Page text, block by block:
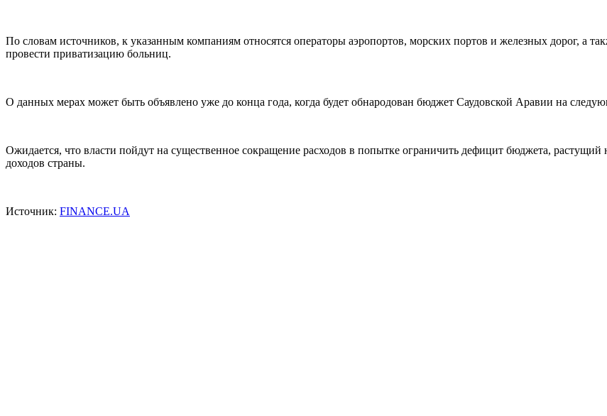
По словам источников, к указанным компаниям относятся операторы аэропортов, морских портов и железных дорог, а
провести приватизацию больниц.
О данных мерах может быть объявлено уже до конца года, когда будет обнародован бюджет Саудовской Аравии на
Ожидается, что власти пойдут на существенное сокращение расходов в попытке ограничить дефицит бюджета,
доходов страны.
Источник: FINANCE.UA